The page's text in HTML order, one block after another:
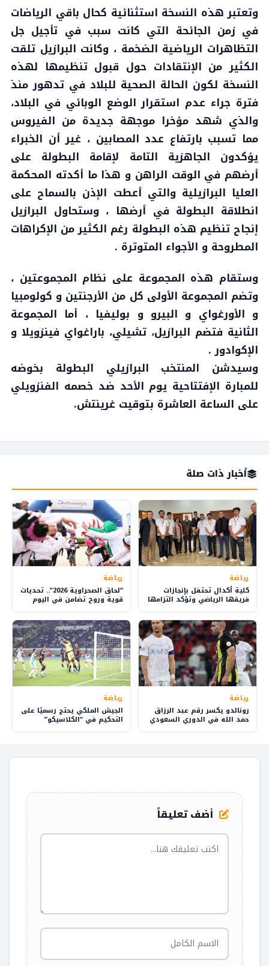
وتعتبر هذه النسخة استثنائية كحال باقي الرياضات
في زمن الجائحة التي كانت سبب في تأجيل جل
التظاهرات الرياضية الضخمة ، وكانت البرازيل تلقت
الكثير من الإنتقادات حول قبول تنظيمها لهذه
النسخة لكون الحالة الصحية للبلاد في تدهور منذ
فترة جراء عدم استقرار الوضع الوبائي في البلاد،
والذي شهد مؤخرا موجهة جديدة من الفيروس
مما تسبب بارتفاع عدد المصابين ، غير أن الخبراء
يؤكدون الجاهزية التامة لإقامة البطولة على
أرضهم في الوقت الراهن و هذا ما أكدته المحكمة
العليا البرازيلية والتي أعطت الإذن بالسماح على
انطلاقة البطولة في أرضها ، وستحاول البرازيل
إنجاح تنظيم هذه البطولة رغم الكثير من الإكراهات
المطروحة و الأجواء المتوترة .
وستقام هذه المجموعة على نظام المجموعتين ،
وتضم المجموعة الأولى كل من الأرجنتين و كولومبيا
و الأورغواي و البيرو و بوليفيا ، أما المجموعة
الثانية فتضم البرازيل، تشيلي، باراغواي فينزويلا و
الإكوادور .
وسيدشن المنتخب البرازيلي البطولة بخوضه
للمبارة الإفتتاحية يوم الأحد ضد خصمه الفنزويلي
على الساعة العاشرة بتوقيت غرينتش.
أخبار ذات صلة
رياضة
كلية أكدال تحتفل بإنجازات
فريقها الرياضي وتؤكد التزامها
بالتميز الطلابي والبحث العلمي
رياضة
“لحاق الصحراوية 2026”.. تحديات
قوية وروح تضامن في اليوم
الثالث بالداخلة
رياضة
رونالدو يكسر رقم عبد الرزاق
حمد الله في الدوري السعودي
رياضة
الجيش الملكي يحتج رسميًا على
التحكيم في “الكلاسيكو”
أضف تعليقاً